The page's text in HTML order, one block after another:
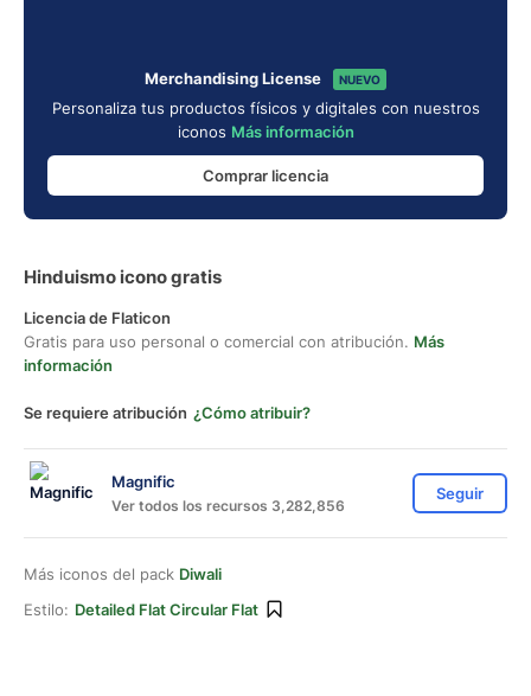
Merchandising License NUEVO
Personaliza tus productos físicos y digitales con nuestros
iconos Más información
Comprar licencia
Hinduismo icono gratis
Licencia de Flaticon
Gratis para uso personal o comercial con atribución. Más
información
Se requiere atribución ¿Cómo atribuir?
Magnific
Ver todos los recursos 3,282,856
Seguir
Más iconos del pack Diwali
Estilo: Detailed Flat Circular Flat